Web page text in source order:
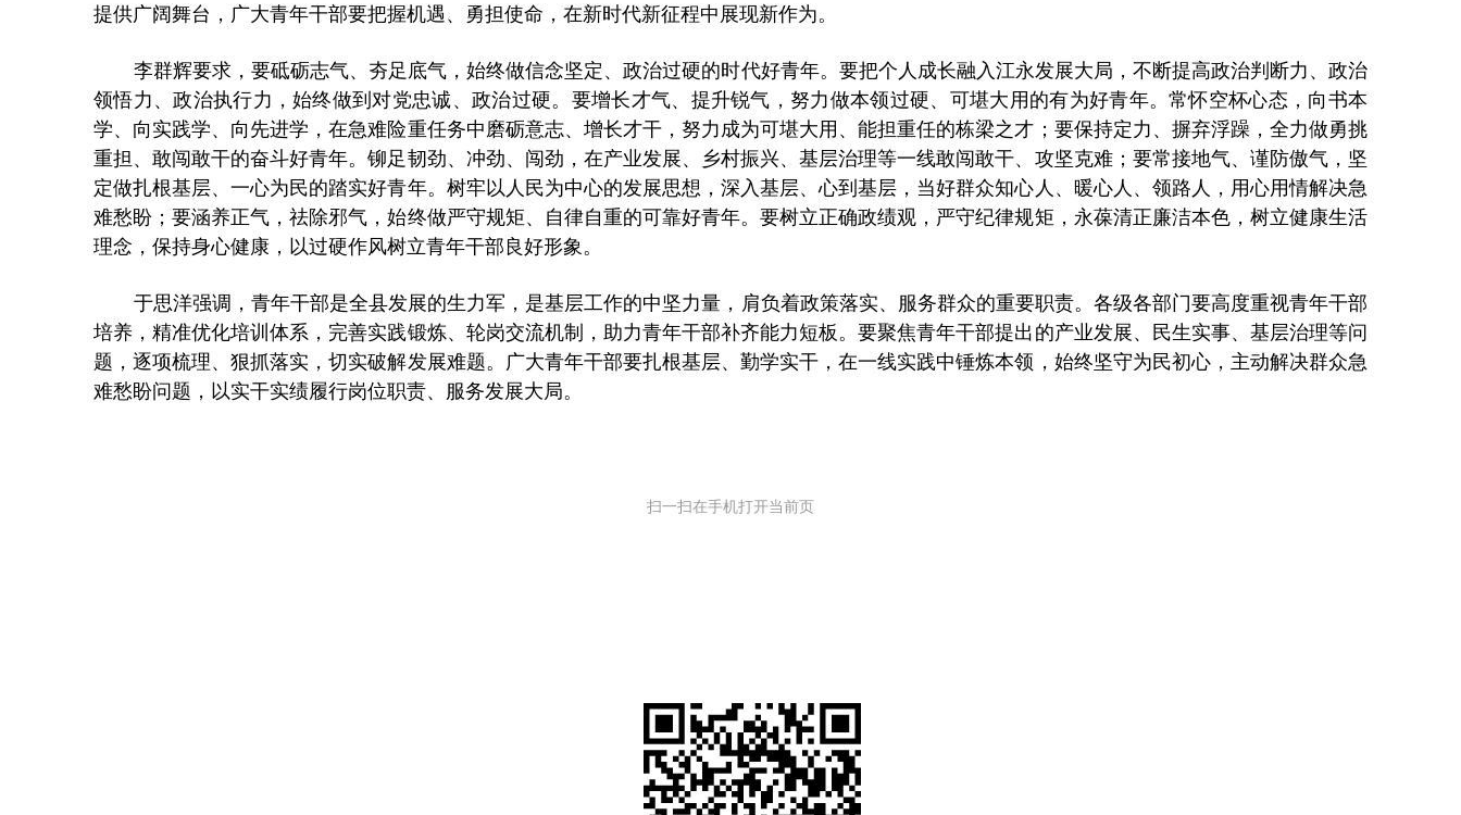
提供广阔舞台，广大青年干部要把握机遇、勇担使命，在新时代新征程中展现新作为。
李群辉要求，要砥砺志气、夯足底气，始终做信念坚定、政治过硬的时代好青年。要把个人成长融入江永发展大局，不断提高政治判断力、政治
领悟力、政治执行力，始终做到对党忠诚、政治过硬。要增长才气、提升锐气，努力做本领过硬、可堪大用的有为好青年。常怀空杯心态，向书本
学、向实践学、向先进学，在急难险重任务中磨砺意志、增长才干，努力成为可堪大用、能担重任的栋梁之才；要保持定力、摒弃浮躁，全力做勇挑
重担、敢闯敢干的奋斗好青年。铆足韧劲、冲劲、闯劲，在产业发展、乡村振兴、基层治理等一线敢闯敢干、攻坚克难；要常接地气、谨防傲气，坚
定做扎根基层、一心为民的踏实好青年。树牢以人民为中心的发展思想，深入基层、心到基层，当好群众知心人、暖心人、领路人，用心用情解决急
难愁盼；要涵养正气，祛除邪气，始终做严守规矩、自律自重的可靠好青年。要树立正确政绩观，严守纪律规矩，永葆清正廉洁本色，树立健康生活
理念，保持身心健康，以过硬作风树立青年干部良好形象。
于思洋强调，青年干部是全县发展的生力军，是基层工作的中坚力量，肩负着政策落实、服务群众的重要职责。各级各部门要高度重视青年干部
培养，精准优化培训体系，完善实践锻炼、轮岗交流机制，助力青年干部补齐能力短板。要聚焦青年干部提出的产业发展、民生实事、基层治理等问
题，逐项梳理、狠抓落实，切实破解发展难题。广大青年干部要扎根基层、勤学实干，在一线实践中锤炼本领，始终坚守为民初心，主动解决群众急
难愁盼问题，以实干实绩履行岗位职责、服务发展大局。
扫一扫在手机打开当前页